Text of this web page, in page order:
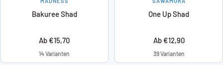
Bakuree Shad
Angebotspreis
Ab €15,70
14 Varianten
One Up Shad
Angebotspreis
Ab €12,90
39 Varianten